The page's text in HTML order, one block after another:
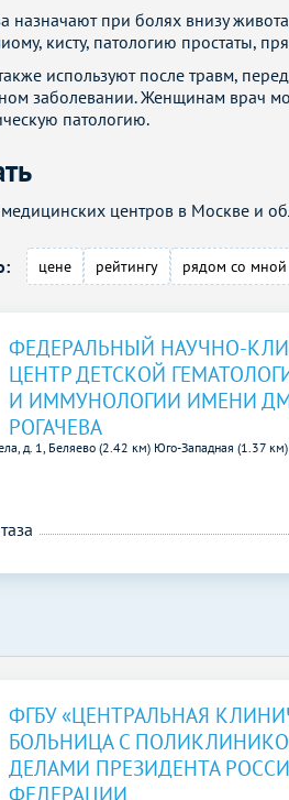
назначают при болях внизу
кисту, патологию простаты,
используют после травм,
заболевании. Женщинам врач
патологию.
центров в Москве и
цене рейтингу рядом со мной
ФЕДЕРАЛЬНЫЙ НАУЧНО-
ЦЕНТР ДЕТСКОЙ
И ИММУНОЛОГИИ ИМЕНИ
РОГАЧЕВА
д. 1, Беляево (2.42 км) Юго-Западная (1.37 км)
ФГБУ «ЦЕНТРАЛЬНАЯ
БОЛЬНИЦА С
ДЕЛАМИ ПРЕЗИДЕНТА
ФЕДЕРАЦИИ